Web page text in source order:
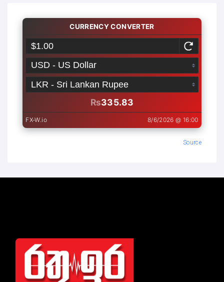
Source